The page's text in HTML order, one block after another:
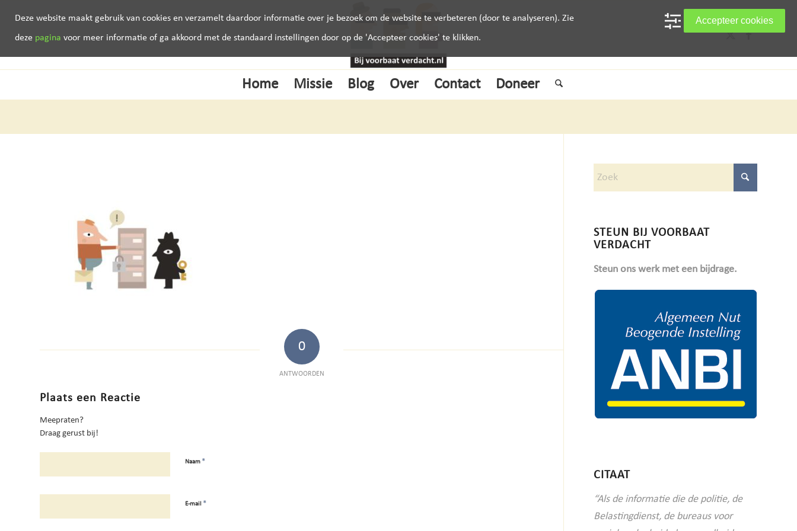
Home Missie Blog Over Contact Doneer
0
ANTWOORDEN
Plaats een Reactie
Meepraten?
Draag gerust bij!
Naam *
E-mail *
STEUN BIJ VOORBAAT
VERDACHT
Steun ons werk met een bijdrage.
CITAAT
“Als de informatie die de politie, de
Belastingdienst, de bureaus voor
Deze website maakt gebruik van cookies en verzamelt daardoor informatie over je bezoek om de website te verbeteren (door te analyseren). Zie
deze pagina voor meer informatie of ga akkoord met de standaard instellingen door op de 'Accepteer cookies' te klikken.
Accepteer cookies